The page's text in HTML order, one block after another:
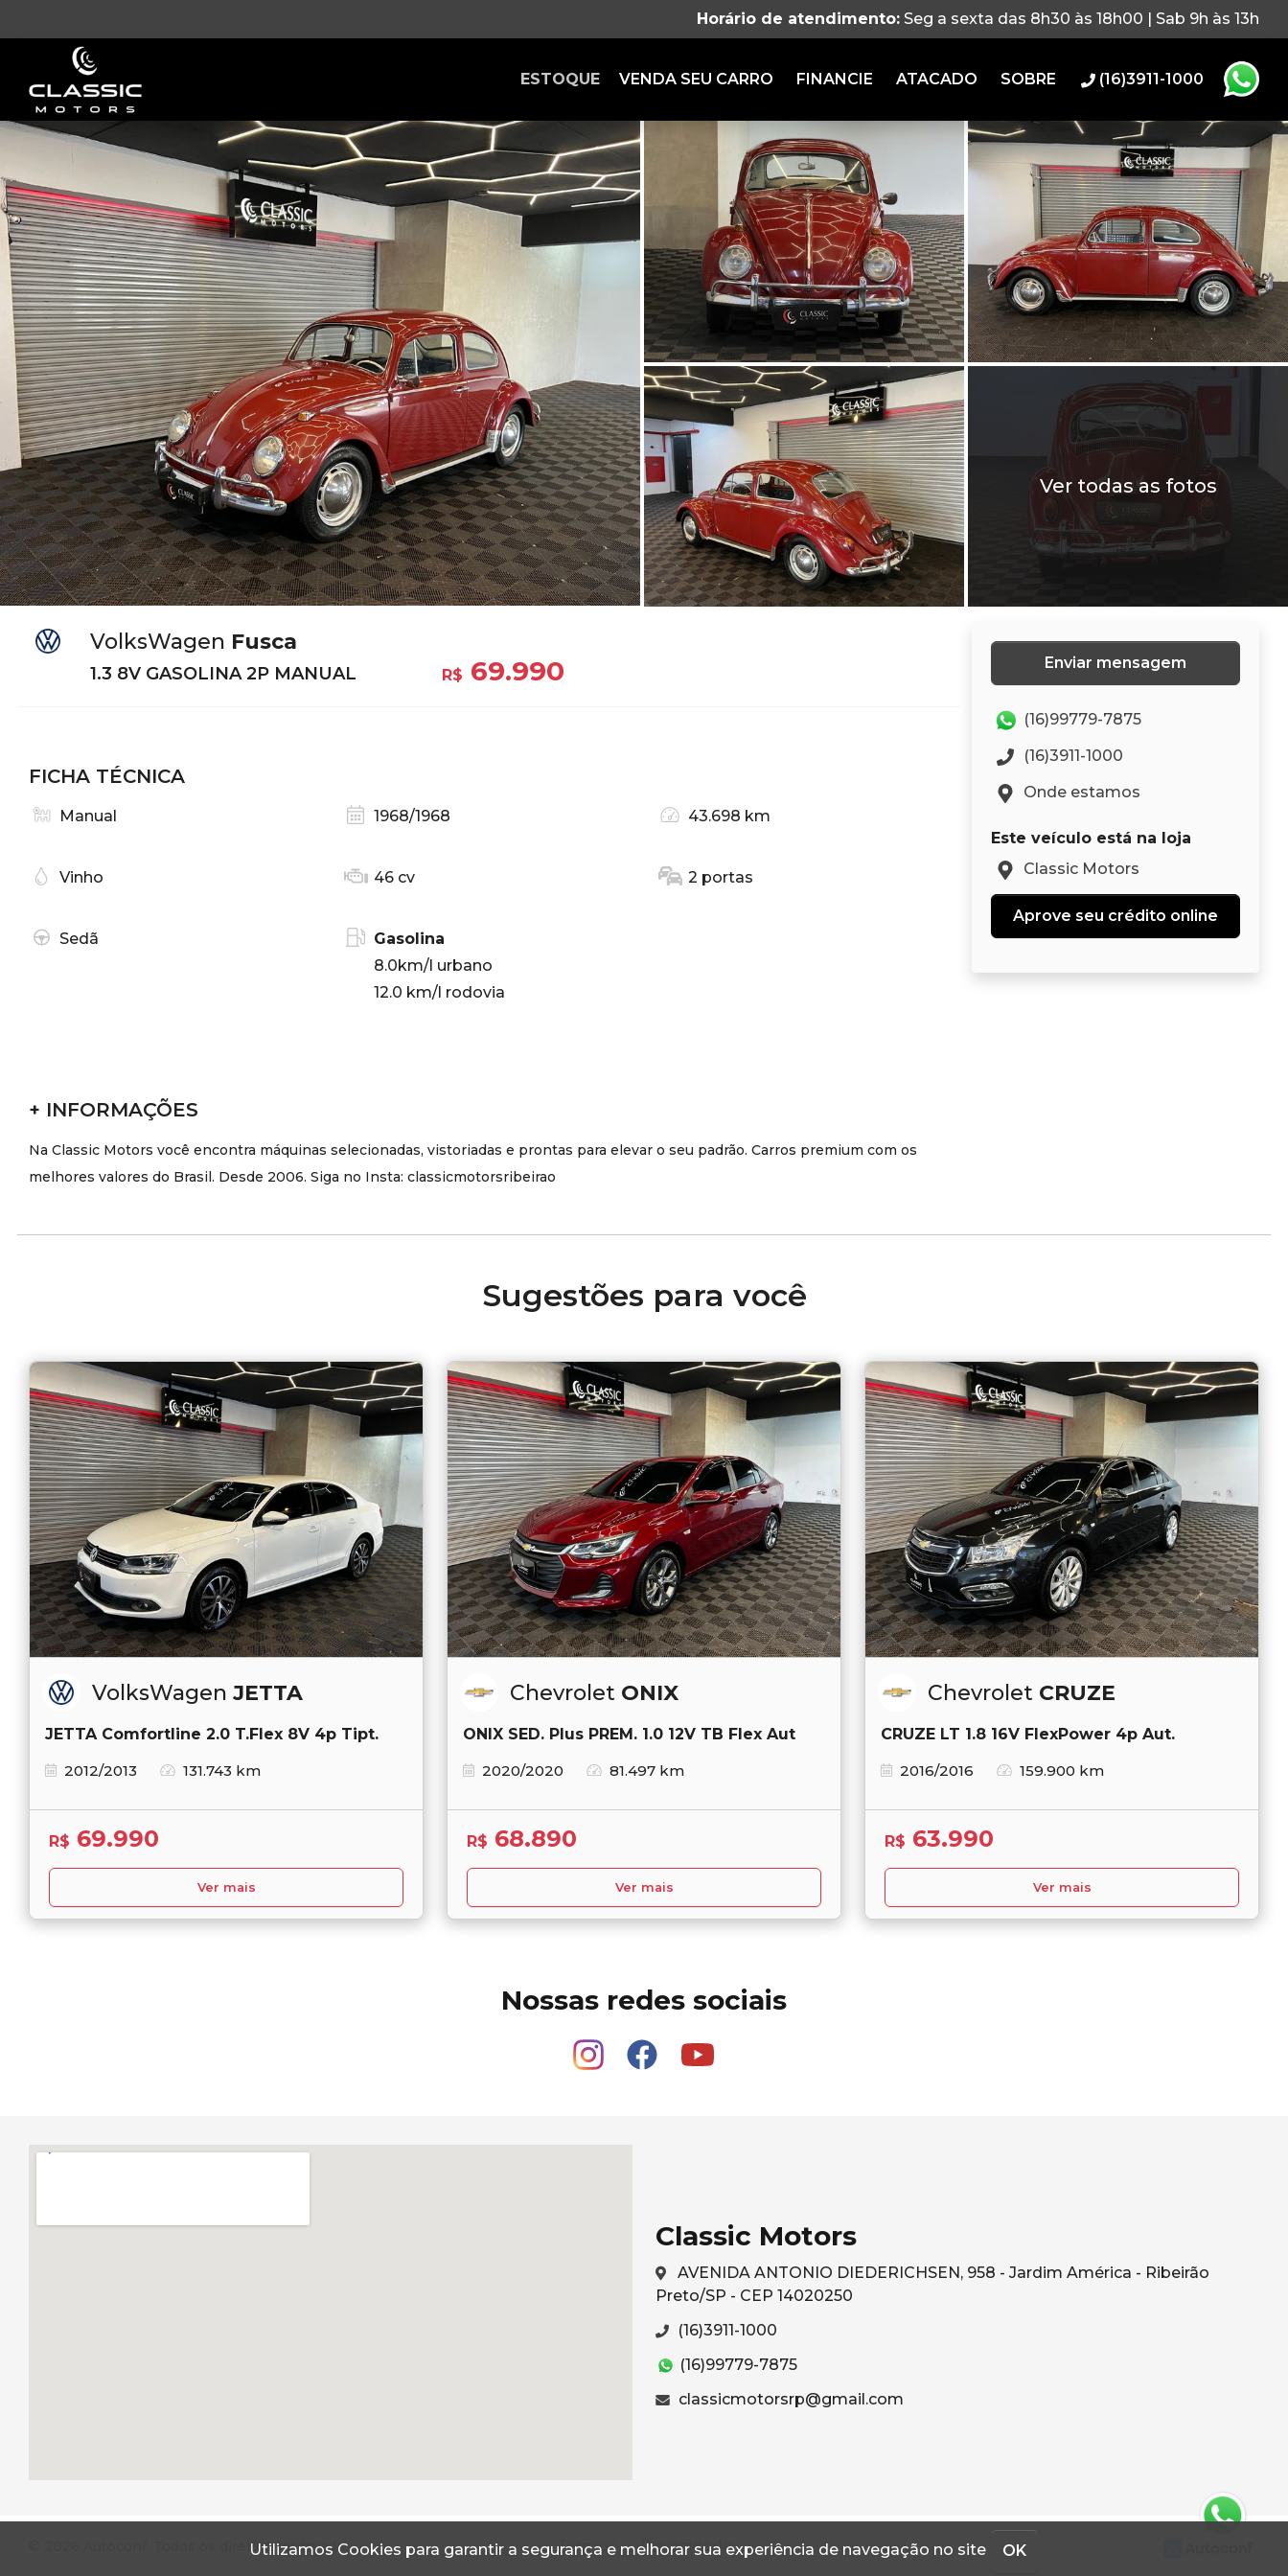
Utilizamos Cookies para garantir a segurança e melhorar sua experiência de navegação no site OK
Horário de atendimento: Seg a sexta das 8h30 às 18h00 | Sab 9h às 13h
ESTOQUE VENDA SEU CARRO FINANCIE ATACADO SOBRE (16)3911-1000
Ver todas as fotos
VolksWagen Fusca
1.3 8V GASOLINA 2P MANUAL R$ 69.990
FICHA TÉCNICA
Manual 1968/1968 43.698 km
Vinho 46 cv 2 portas
Sedã
Gasolina
8.0km/l urbano
12.0 km/l rodovia
+ INFORMAÇÕES
Na Classic Motors você encontra máquinas selecionadas, vistoriadas e prontas para elevar o seu padrão. Carros premium com os
melhores valores do Brasil. Desde 2006. Siga no Insta: classicmotorsribeirao
Enviar mensagem
(16)99779-7875
(16)3911-1000
Onde estamos
Este veículo está na loja
Classic Motors
Aprove seu crédito online
Sugestões para você
VolksWagen JETTA
JETTA Comfortline 2.0 T.Flex 8V 4p Tipt.
2012/2013
131.743 km
R$ 69.990
Ver mais
Chevrolet ONIX
ONIX SED. Plus PREM. 1.0 12V TB Flex Aut
2020/2020
81.497 km
R$ 68.890
Ver mais
Chevrolet CRUZE
CRUZE LT 1.8 16V FlexPower 4p Aut.
2016/2016
159.900 km
R$ 63.990
Ver mais
Nossas redes sociais
Classic Motors
AVENIDA ANTONIO DIEDERICHSEN, 958 - Jardim América - Ribeirão
Preto/SP - CEP 14020250
(16)3911-1000
(16)99779-7875
classicmotorsrp@gmail.com
© 2026 Autoconf. Todos os direitos reservados. Termos Privacidade